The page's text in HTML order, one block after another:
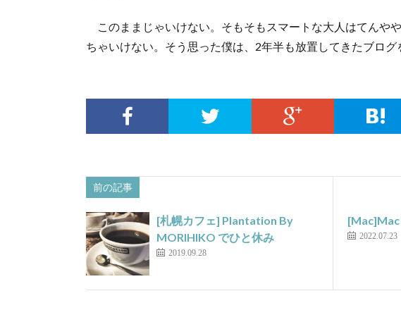
このままじゃいけない。そもそもスマートな大人はてんや
ちゃいけない。そう思った僕は、2年半も放置してきたブログ
前の記事
[札幌カフェ] Plantation By
MORIHIKO でひと休み
2019.09.28
[Mac]Mac
2022.07.23